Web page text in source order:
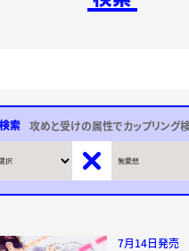
攻めと受けの属性でカップリング
索
7月14日発売